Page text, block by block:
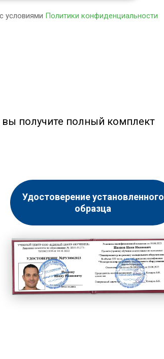
условиями Политики конфиденциальности
получите полный комплект
Удостоверение установленного
образца